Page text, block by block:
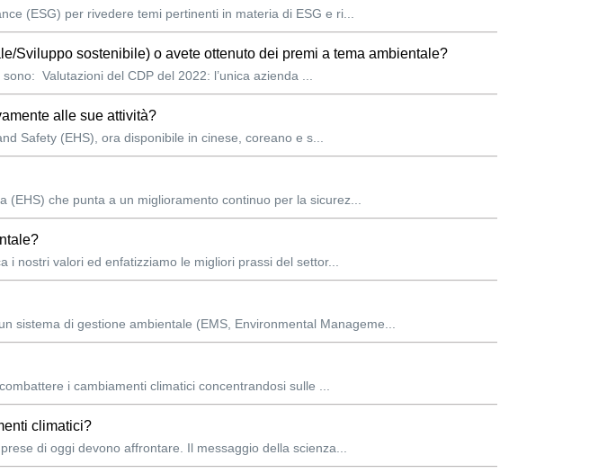
(ESG) per rivedere temi pertinenti in materia di ESG e ri...
Sviluppo sostenibile) o avete ottenuto dei premi a tema ambientale?
Valutazioni del CDP del 2022: l’unica azienda ...
alle sue attività?
Safety (EHS), ora disponibile in cinese, coreano e s...
che punta a un miglioramento continuo per la sicurez...
nostri valori ed enfatizziamo le migliori prassi del settor...
sistema di gestione ambientale (EMS, Environmental Manageme...
i cambiamenti climatici concentrandosi sulle ...
climatici?
di oggi devono affrontare. Il messaggio della scienza...